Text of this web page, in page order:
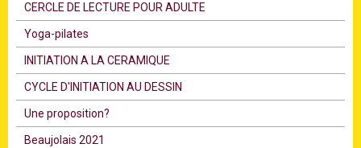
CERCLE DE LECTURE POUR ADULTE
Υoga-pilates
INITIATION A LA CERAMIQUE
CYCLE D'INITIATION AU DESSIN
Une proposition?
Beaujolais 2021